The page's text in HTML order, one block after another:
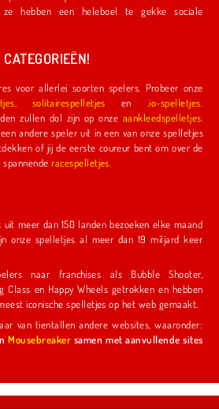
te gekke sociale
voor allerlei soorten spelers. Probeer onze
solitairespelletjes en .io-spelletjes
Fashionista's van alle leeftijden zullen dol zijn op onze aankleedspelletjes
of jij de eerste coureur bent om over de
eindstreep te komen in onze spannenderacespelletjes
meer dan 150 landen bezoeken elke maand
onze spelletjes al meer dan 19 miljard keer
naar franchises als Bubble Shooter,
ze daarmee tot een van de meest iconische spelletjes op het web gemaakt.
van tientallen andere websites, waaronder:
Mousebreaker samen met aanvullende sites